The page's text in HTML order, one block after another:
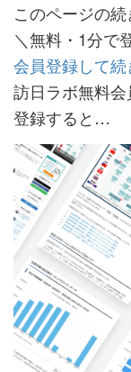
このページの
＼無料・1分で
会員登録して
訪日ラボ無料会
登録すると…